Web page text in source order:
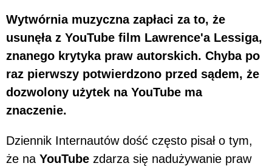
Wytwórnia muzyczna zapłaci za to, że
usunęła z YouTube film Lawrence'a Lessiga,
znanego krytyka praw autorskich. Chyba po
raz pierwszy potwierdzono przed sądem, że
dozwolony użytek na YouTube ma
znaczenie.
Dziennik Internautów dość często pisał o tym,
że na YouTube zdarza się nadużywanie praw